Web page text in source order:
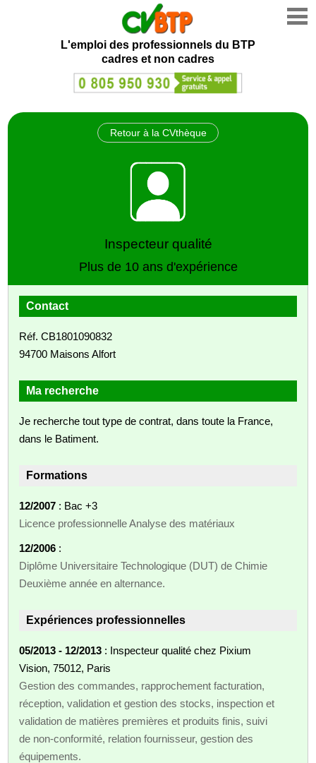
L'emploi des professionnels du BTP
cadres et non cadres
Retour à la CVthèque
Inspecteur qualité
Plus de 10 ans d'expérience
Contact
Réf. CB1801090832
94700 Maisons Alfort
Ma recherche
Je recherche tout type de contrat, dans toute la France,
dans le Batiment.
Formations
12/2007 : Bac +3
Licence professionnelle Analyse des matériaux
12/2006 :
Diplôme Universitaire Technologique (DUT) de Chimie
Deuxième année en alternance.
Expériences professionnelles
05/2013 - 12/2013 : Inspecteur qualité chez Pixium
Vision, 75012, Paris
Gestion des commandes, rapprochement facturation,
réception, validation et gestion des stocks, inspection et
validation de matières premières et produits finis, suivi
de non-conformité, relation fournisseur, gestion des
équipements.